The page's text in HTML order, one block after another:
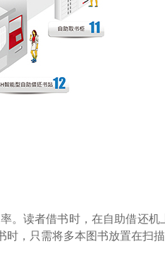
。读者借书时，在自助借还机
，只需将多本图书放置在扫